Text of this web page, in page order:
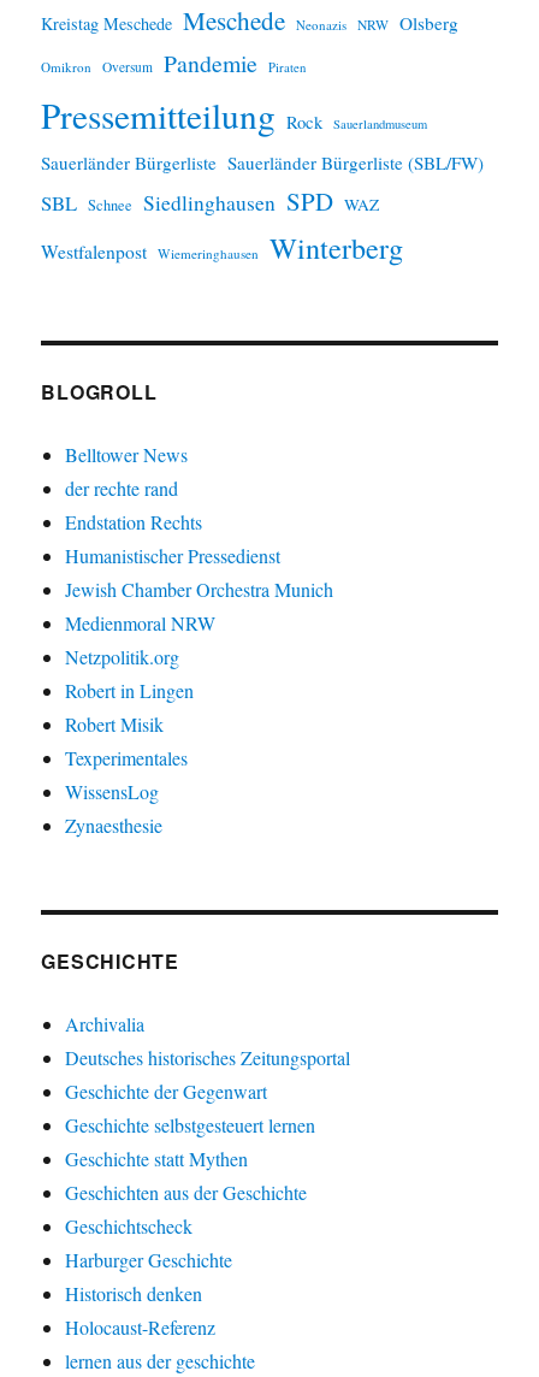
Kreistag Meschede Meschede Neonazis NRW Olsberg
Omikron Oversum Pandemie Piraten
Pressemitteilung Rock Sauerlandmuseum
Sauerländer Bürgerliste Sauerländer Bürgerliste (SBL/FW)
SBL Schnee Siedlinghausen SPD WAZ
Westfalenpost Wiemeringhausen Winterberg
BLOGROLL
Belltower News
der rechte rand
Endstation Rechts
Humanistischer Pressedienst
Jewish Chamber Orchestra Munich
Medienmoral NRW
Netzpolitik.org
Robert in Lingen
Robert Misik
Texperimentales
WissensLog
Zynaesthesie
GESCHICHTE
Archivalia
Deutsches historisches Zeitungsportal
Geschichte der Gegenwart
Geschichte selbstgesteuert lernen
Geschichte statt Mythen
Geschichten aus der Geschichte
Geschichtscheck
Harburger Geschichte
Historisch denken
Holocaust-Referenz
lernen aus der geschichte